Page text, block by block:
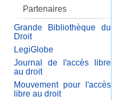
Partenaires
Grande Bibliothèque du
Droit
LegiGlobe
Journal de l'accès libre
au droit
Mouvement pour l'accès
libre au droit